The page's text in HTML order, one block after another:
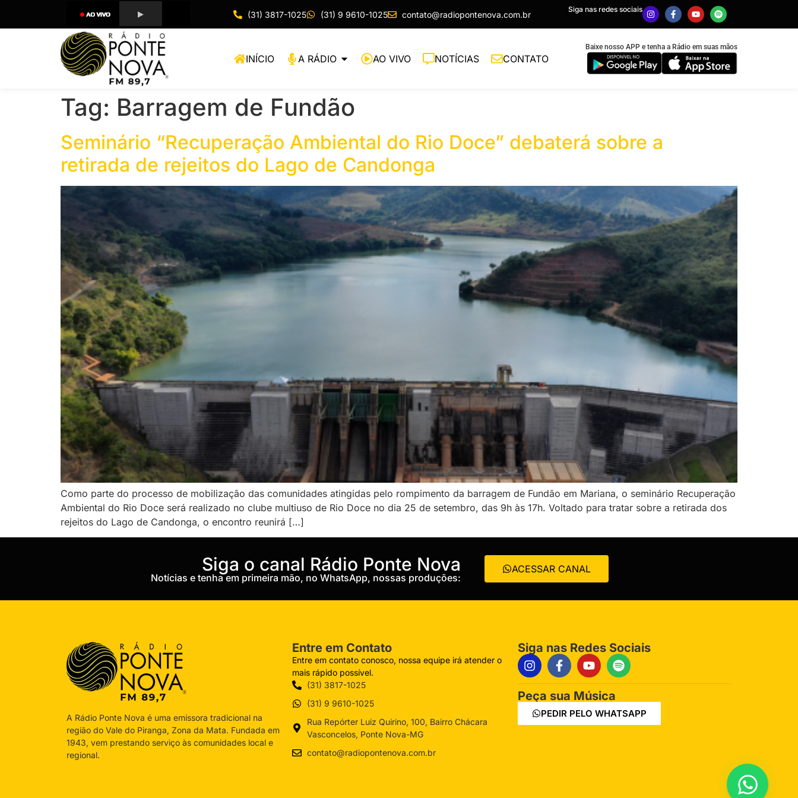
(31) 3817-1025 (31) 9 9610-1025 contato@radiopontenova.com.br Siga nas redes sociais
INÍCIO A RÁDIO AO VIVO NOTÍCIAS CONTATO
Baixe nosso APP e tenha a Rádio em suas mãos
Tag: Barragem de Fundão
Seminário “Recuperação Ambiental do Rio Doce” debaterá sobre a
retirada de rejeitos do Lago de Candonga
Como parte do processo de mobilização das comunidades atingidas pelo rompimento da barragem de Fundão em Mariana, o seminário Recuperação
Ambiental do Rio Doce será realizado no clube multiuso de Rio Doce no dia 25 de setembro, das 9h às 17h. Voltado para tratar sobre a retirada dos
rejeitos do Lago de Candonga, o encontro reunirá […]
‎Siga o canal Rádio Ponte Nova
Notícias e tenha em primeira mão, no WhatsApp, nossas produções:
ACESSAR CANAL
A Rádio Ponte Nova é uma emissora tradicional na
região do Vale do Piranga, Zona da Mata. Fundada em
1943, vem prestando serviço às comunidades local e
regional.
Entre em Contato
Entre em contato conosco, nossa equipe irá atender o
mais rápido possível.
(31) 3817-1025
(31) 9 9610-1025
Rua Repórter Luiz Quirino, 100, Bairro Chácara
Vasconcelos, Ponte Nova-MG
contato@radiopontenova.com.br
Siga nas Redes Sociais
Peça sua Música
PEDIR PELO WHATSAPP